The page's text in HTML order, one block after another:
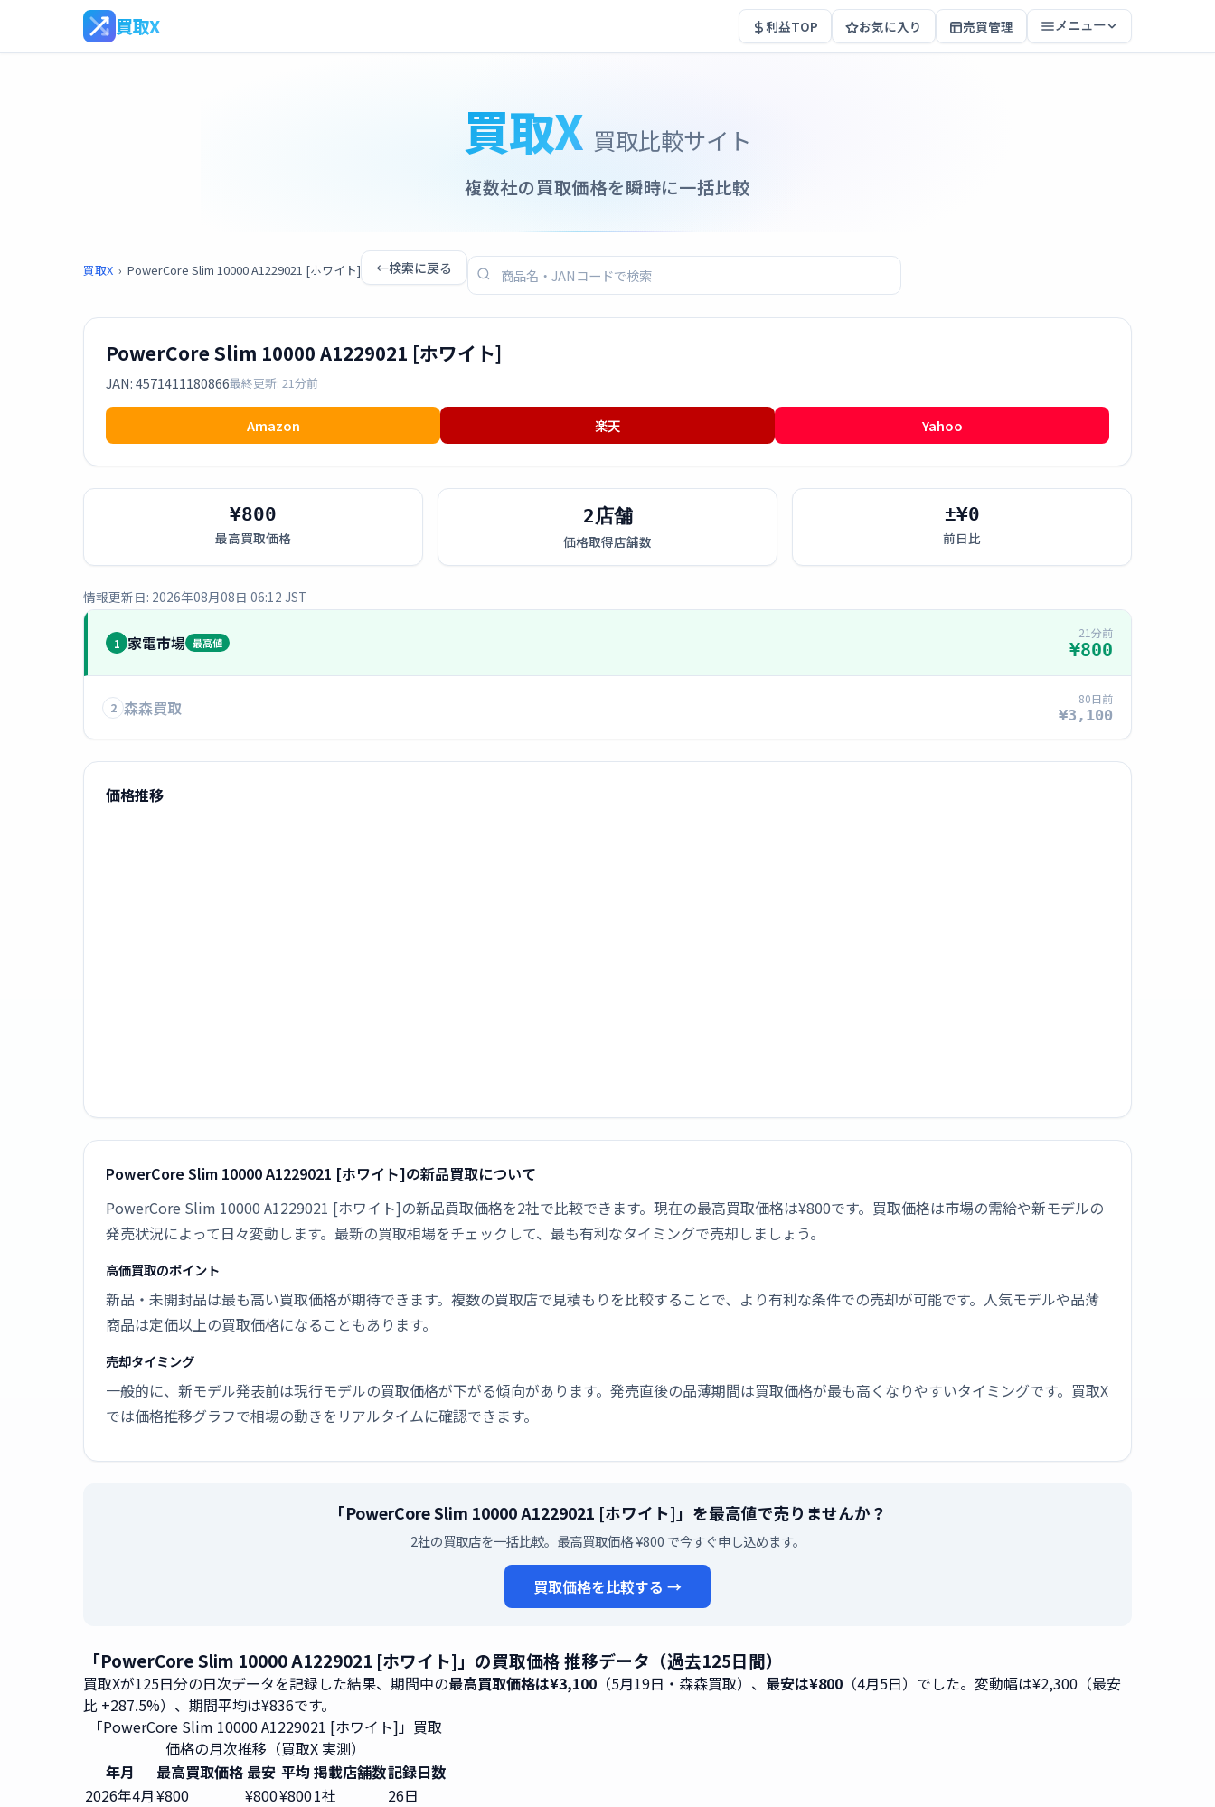
買取X 利益TOP お気に入り 売買管理 メニュー
買取X 買取比較サイト
複数社の買取価格を瞬時に一括比較
買取X › PowerCore Slim 10000 A1229021 [ホワイト] ←検索に戻る
PowerCore Slim 10000 A1229021 [ホワイト]
JAN: 4571411180866最終更新: 21分前
Amazon 楽天 Yahoo
¥800
最高買取価格
2店舗
価格取得店舗数
±¥0
前日比
情報更新日: 2026年08月08日 06:12 JST
1 家電市場 最高値
21分前
¥800
2 森森買取 80日前
¥3,100
価格推移
PowerCore Slim 10000 A1229021 [ホワイト]の新品買取について
PowerCore Slim 10000 A1229021 [ホワイト]の新品買取価格を2社で比較できます。現在の最高買取価格は¥800です。買取価格は市場の需給や新モデルの
発売状況によって日々変動します。最新の買取相場をチェックして、最も有利なタイミングで売却しましょう。
高価買取のポイント
新品・未開封品は最も高い買取価格が期待できます。複数の買取店で見積もりを比較することで、より有利な条件での売却が可能です。人気モデルや品薄
商品は定価以上の買取価格になることもあります。
売却タイミング
一般的に、新モデル発表前は現行モデルの買取価格が下がる傾向があります。発売直後の品薄期間は買取価格が最も高くなりやすいタイミングです。買取X
では価格推移グラフで相場の動きをリアルタイムに確認できます。
「PowerCore Slim 10000 A1229021 [ホワイト]」を最高値で売りませんか？
2社の買取店を一括比較。最高買取価格 ¥800 で今すぐ申し込めます。
買取価格を比較する →
「PowerCore Slim 10000 A1229021 [ホワイト]」の買取価格 推移データ（過去125日間）
買取Xが125日分の日次データを記録した結果、期間中の最高買取価格は¥3,100 （5月19日・森森買取）、 最安は¥800 （4月5日）でした。変動幅は¥2,300（最安
比 +287.5%）、期間平均は¥836です。
「PowerCore Slim 10000 A1229021 [ホワイト]」買取
価格の月次推移（買取X 実測）
年月
最高買取価格 最安 平均掲載店舗数記録日数
2026年4月¥800 ¥800¥8001社
26日